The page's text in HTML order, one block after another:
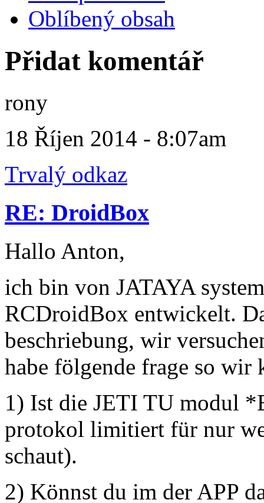
Oblíbený obsah
Přidat komentář
rony
18 Říjen 2014 - 8:07am
Trvalý odkaz
RE: DroidBox
Hallo Anton,
ich bin von JATAYA
RCDroidBox entwickelt.
beschriebung, wir
habe fölgende frage so
1) Ist die JETI TU modul
protokol limitiert für nur
schaut).
2) Könnst du im der APP